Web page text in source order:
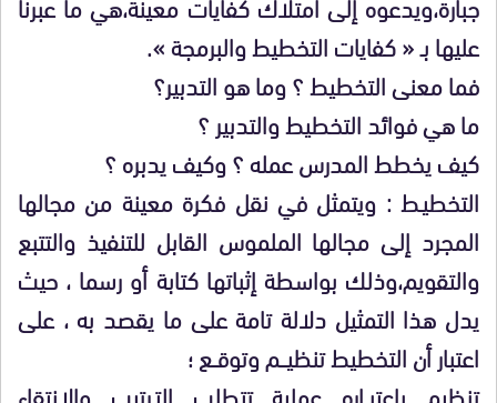
عليها بـ « كفايات التخطيط والبرمجة ».
فما معنى التخطيط ؟ وما هو التدبير؟
ما هي فوائد التخطيط والتدبير ؟
كيف يخطط المدرس عمله ؟ وكيف يدبره ؟
التخطيـط : ويتمثل في نقل فكرة معينة من مجالها
المجرد إلى مجالها الملموس القابل للتنفيذ والتتبع
والتقويم،وذلك بواسطة إثباتها كتابة أو رسما ، حيث
يدل هذا التمثيل دلالة تامة على ما يقصد به ، على
اعتبار أن التخطيط تنظيـــم وتوقــع ؛